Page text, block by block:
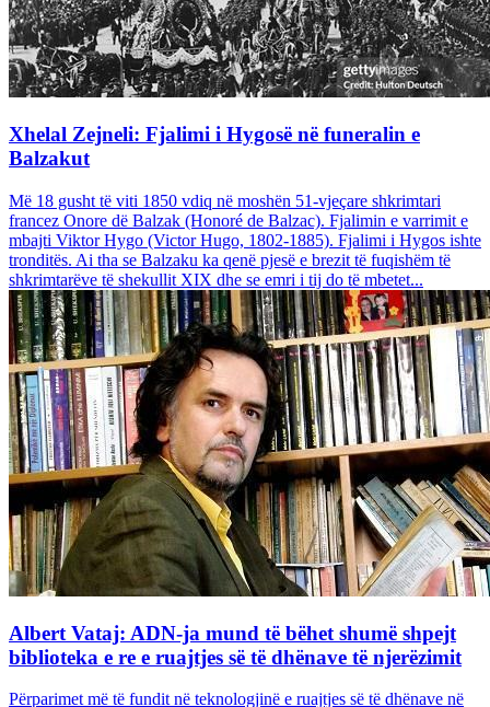
Xhelal Zejneli: Fjalimi i Hygosë në funeralin e
Balzakut
Më 18 gusht të viti 1850 vdiq në moshën 51-vjeçare shkrimtari
francez Onore dë Balzak (Honoré de Balzac). Fjalimin e varrimit e
mbajti Viktor Hygo (Victor Hugo, 1802-1885). Fjalimi i Hygos ishte
tronditës. Ai tha se Balzaku ka qenë pjesë e brezit të fuqishëm të
shkrimtarëve të shekullit XIX dhe se emri i tij do të mbetet...
Albert Vataj: ADN-ja mund të bëhet shumë shpejt
biblioteka e re e ruajtjes së të dhënave të njerëzimit
Përparimet më të fundit në teknologjinë e ruajtjes së të dhënave në